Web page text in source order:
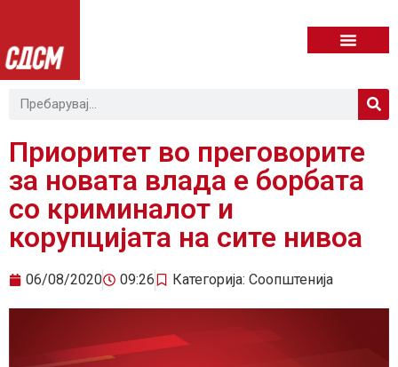
Приоритет во преговорите
за новата влада е борбата
со криминалот и
корупцијата на сите нивоа
06/08/2020 09:26 Категорија: Соопштенија